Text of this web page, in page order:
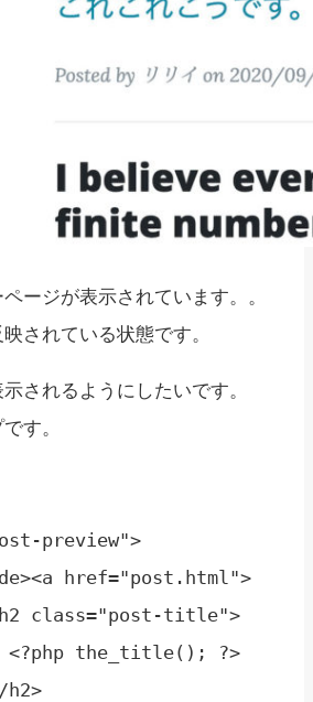
ージが表示されています。。
されている状態です。
されるようにしたいです。
す。
preview">
href="post.html">
class="post-title">
<?php the_title(); ?>
h2>